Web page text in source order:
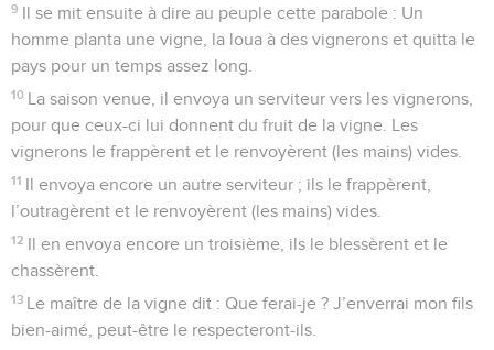
9 Il se mit ensuite à dire au peuple cette parabole : Un
homme planta une vigne, la loua à des vignerons et quitta le
pays pour un temps assez long.
10 La saison venue, il envoya un serviteur vers les vignerons,
pour que ceux-ci lui donnent du fruit de la vigne. Les
vignerons le frappèrent et le renvoyèrent (les mains) vides.
11 Il envoya encore un autre serviteur ; ils le frappèrent,
l’outragèrent et le renvoyèrent (les mains) vides.
12 Il en envoya encore un troisième, ils le blessèrent et le
chassèrent.
13 Le maître de la vigne dit : Que ferai-je ? J’enverrai mon fils
bien-aimé, peut-être le respecteront-ils.